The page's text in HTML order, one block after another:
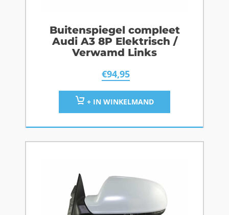
Buitenspiegel compleet
Audi A3 8P Elektrisch /
Verwamd Links
€94,95
+ IN WINKELMAND